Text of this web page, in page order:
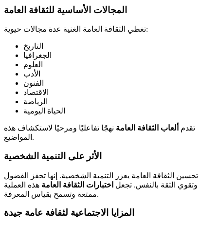
المجالات الأساسية للثقافة العامة
تغطي الثقافة العامة الغنية عدة مجالات حيوية:
التاريخ
الجغرافيا
العلوم
الأدب
الفنون
الاقتصاد
الرياضة
الحياة اليومية
تقدم ألعاب الثقافة العامة نهجًا تفاعليًا ومرحيًا لاستكشاف هذه
المواضيع.
الأثر على التنمية الشخصية
تحسين الثقافة العامة يعزز التنمية الشخصية. إنها تحفز الفضول
وتقوي الثقة بالنفس. تجعل اختبارات الثقافة العامة هذه العملية
ممتعة وتسمح بقياس المعرفة.
المزايا الاجتماعية لثقافة عامة جيدة